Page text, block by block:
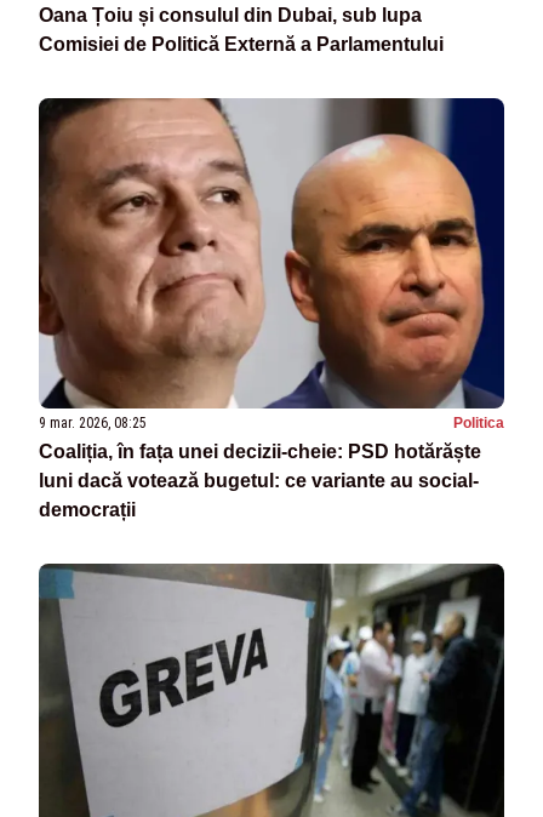
Oana Țoiu și consulul din Dubai, sub lupa
Comisiei de Politică Externă a Parlamentului
9 mar. 2026, 08:25 Politica
Coaliția, în fața unei decizii-cheie: PSD hotărăște
luni dacă votează bugetul: ce variante au social-
democrații